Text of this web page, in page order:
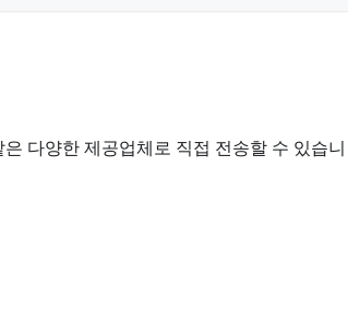
다양한 제공업체로 직접 전송할 수 있습니